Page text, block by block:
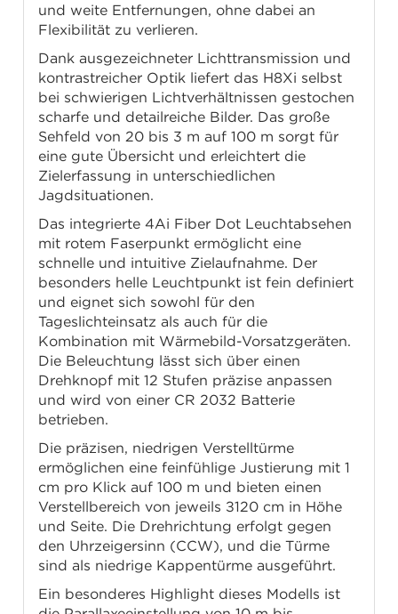
und weite Entfernungen, ohne dabei an
Flexibilität zu verlieren.
Dank ausgezeichneter Lichttransmission und
kontrastreicher Optik liefert das H8Xi selbst
bei schwierigen Lichtverhältnissen gestochen
scharfe und detailreiche Bilder. Das große
Sehfeld von 20 bis 3 m auf 100 m sorgt für
eine gute Übersicht und erleichtert die
Zielerfassung in unterschiedlichen
Jagdsituationen.
Das integrierte 4Ai Fiber Dot Leuchtabsehen
mit rotem Faserpunkt ermöglicht eine
schnelle und intuitive Zielaufnahme. Der
besonders helle Leuchtpunkt ist fein definiert
und eignet sich sowohl für den
Tageslichteinsatz als auch für die
Kombination mit Wärmebild-Vorsatzgeräten.
Die Beleuchtung lässt sich über einen
Drehknopf mit 12 Stufen präzise anpassen
und wird von einer CR 2032 Batterie
betrieben.
Die präzisen, niedrigen Verstelltürme
ermöglichen eine feinfühlige Justierung mit 1
cm pro Klick auf 100 m und bieten einen
Verstellbereich von jeweils ±120 cm in Höhe
und Seite. Die Drehrichtung erfolgt gegen
den Uhrzeigersinn (CCW), und die Türme
sind als niedrige Kappentürme ausgeführt.
Ein besonderes Highlight dieses Modells ist